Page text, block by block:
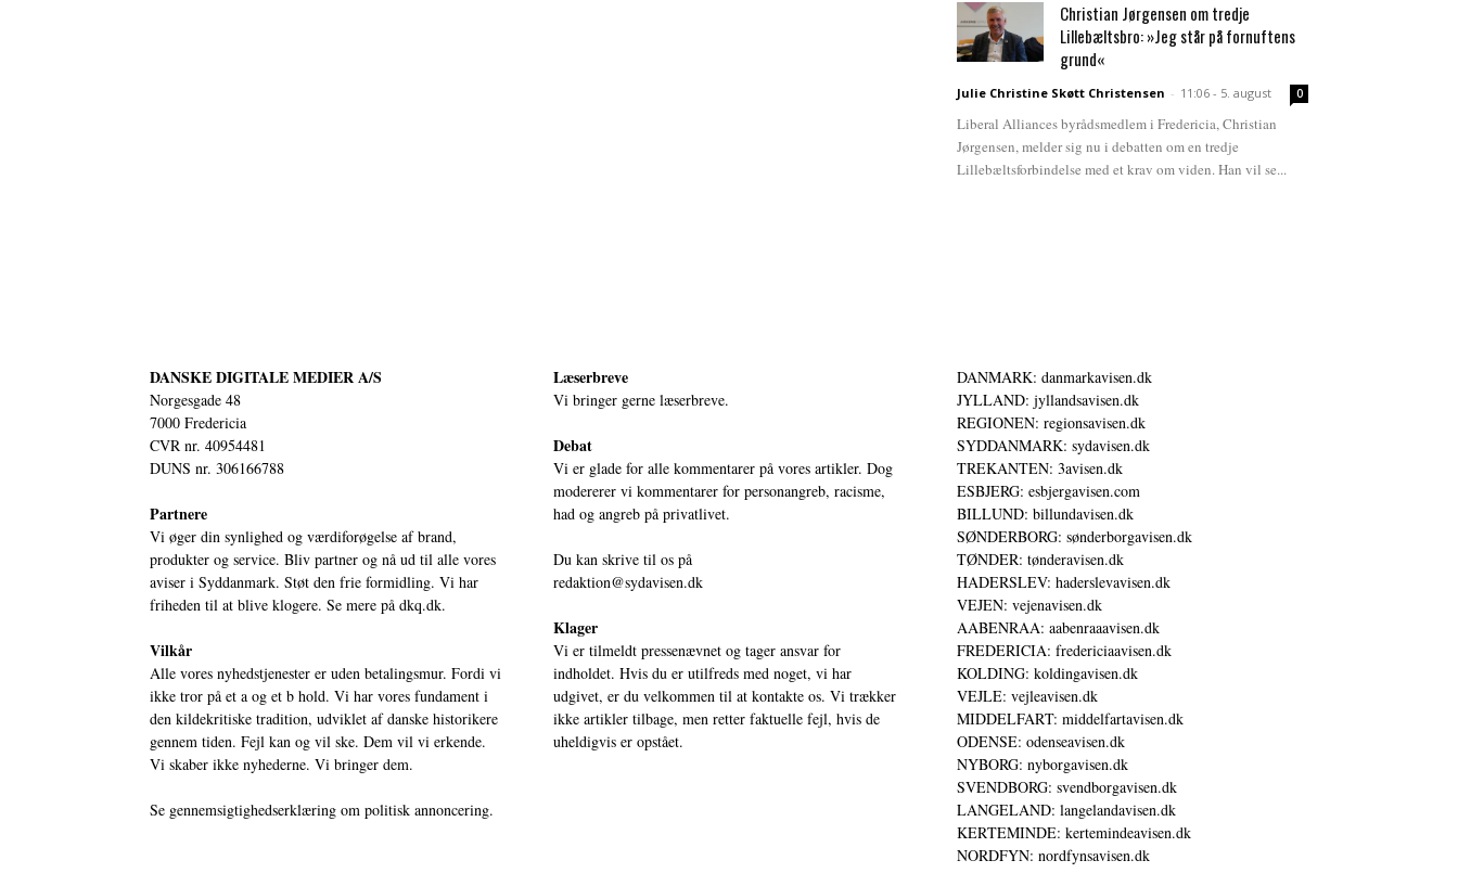
Christian Jørgensen om tredje
Lillebæltsbro: »Jeg står på fornuftens
grund«
Julie Christine Skøtt Christensen - 11:06 - 5. august 0
Liberal Alliances byrådsmedlem i Fredericia, Christian
Jørgensen, melder sig nu i debatten om en tredje
Lillebæltsforbindelse med et krav om viden. Han vil se...
DANSKE DIGITALE MEDIER A/S
Norgesgade 48
7000 Fredericia
CVR nr. 40954481
DUNS nr. 306166788
Partnere
Vi øger din synlighed og værdiforøgelse af brand,
produkter og service. Bliv partner og nå ud til alle vores
aviser i Syddanmark. Støt den frie formidling. Vi har
friheden til at blive klogere. Se mere på dkq.dk.
Vilkår
Alle vores nyhedstjenester er uden betalingsmur. Fordi vi
ikke tror på et a og et b hold. Vi har vores fundament i
den kildekritiske tradition, udviklet af danske historikere
gennem tiden. Fejl kan og vil ske. Dem vil vi erkende.
Vi skaber ikke nyhederne. Vi bringer dem.
Se gennemsigtighedserklæring om politisk annoncering.
Læserbreve
Vi bringer gerne læserbreve.
Debat
Vi er glade for alle kommentarer på vores artikler. Dog
modererer vi kommentarer for personangreb, racisme,
had og angreb på privatlivet.
Du kan skrive til os på
redaktion@sydavisen.dk
Klager
Vi er tilmeldt pressenævnet og tager ansvar for
indholdet. Hvis du er utilfreds med noget, vi har
udgivet, er du velkommen til at kontakte os. Vi trækker
ikke artikler tilbage, men retter faktuelle fejl, hvis de
uheldigvis er opstået.
DANMARK: danmarkavisen.dk
JYLLAND: jyllandsavisen.dk
REGIONEN: regionsavisen.dk
SYDDANMARK: sydavisen.dk
TREKANTEN: 3avisen.dk
ESBJERG: esbjergavisen.com
BILLUND: billundavisen.dk
SØNDERBORG: sønderborgavisen.dk
TØNDER: tønderavisen.dk
HADERSLEV: haderslevavisen.dk
VEJEN: vejenavisen.dk
AABENRAA: aabenraaavisen.dk
FREDERICIA: fredericiaavisen.dk
KOLDING: koldingavisen.dk
VEJLE: vejleavisen.dk
MIDDELFART: middelfartavisen.dk
ODENSE: odenseavisen.dk
NYBORG: nyborgavisen.dk
SVENDBORG: svendborgavisen.dk
LANGELAND: langelandavisen.dk
KERTEMINDE: kertemindeavisen.dk
NORDFYN: nordfynsavisen.dk